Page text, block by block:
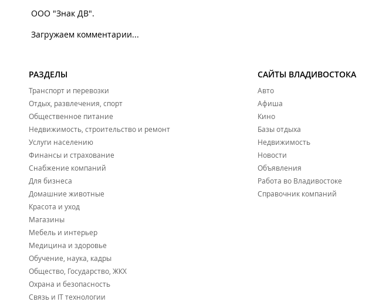
ООО "Знак ДВ".
Загружаем комментарии...
РАЗДЕЛЫ
Транспорт и перевозки
Отдых, развлечения, спорт
Общественное питание
Недвижимость, строительство и ремонт
Услуги населению
Финансы и страхование
Снабжение компаний
Для бизнеса
Домашние животные
Красота и уход
Магазины
Мебель и интерьер
Медицина и здоровье
Обучение, наука, кадры
Общество, Государство, ЖКХ
Охрана и безопасность
Связь и IT технологии
САЙТЫ ВЛАДИВОСТОКА
Авто
Афиша
Кино
Базы отдыха
Недвижимость
Новости
Объявления
Работа во Владивостоке
Справочник компаний